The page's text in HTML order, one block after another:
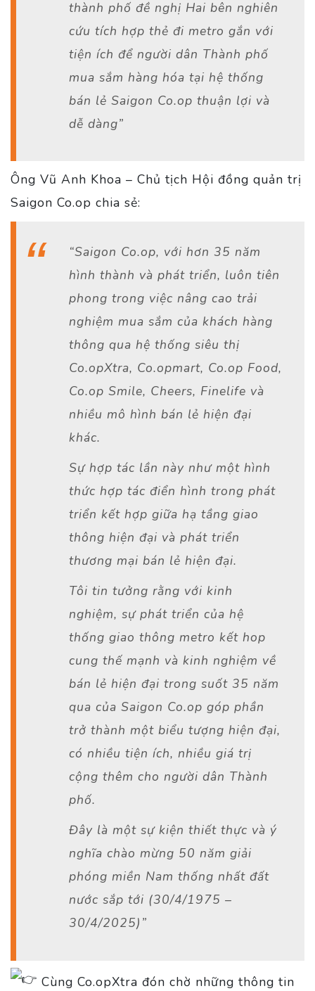
thành phố đề nghị Hai bên nghiên
cứu tích hợp thẻ đi metro gắn với
tiện ích để người dân Thành phố
mua sắm hàng hóa tại hệ thống
bán lẻ Saigon Co.op thuận lợi và
dễ dàng”
Ông Vũ Anh Khoa – Chủ tịch Hội đồng quản trị
Saigon Co.op chia sẻ:
“Saigon Co.op, với hơn 35 năm
hình thành và phát triển, luôn tiên
phong trong việc nâng cao trải
nghiệm mua sắm của khách hàng
thông qua hệ thống siêu thị
Co.opXtra, Co.opmart, Co.op Food,
Co.op Smile, Cheers, Finelife và
nhiều mô hình bán lẻ hiện đại
khác.
Sự hợp tác lần này như một hình
thức hợp tác điển hình trong phát
triển kết hợp giữa hạ tầng giao
thông hiện đại và phát triển
thương mại bán lẻ hiện đại.
Tôi tin tưởng rằng với kinh
nghiệm, sự phát triển của hệ
thống giao thông metro kết hop
cung thế mạnh và kinh nghiệm về
bán lẻ hiện đại trong suốt 35 năm
qua của Saigon Co.op góp phần
trở thành một biểu tượng hiện đại,
có nhiều tiện ích, nhiều giá trị
cộng thêm cho người dân Thành
phố.
Đây là một sự kiện thiết thực và ý
nghĩa chào mừng 50 năm giải
phóng miền Nam thống nhất đất
nước sắp tới (30/4/1975 –
30/4/2025)”
Cùng Co.opXtra đón chờ những thông tin